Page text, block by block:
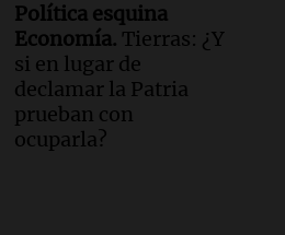
Política esquina
Economía. Tierras: ¿Y
si en lugar de
declamar la Patria
prueban con
ocuparla?